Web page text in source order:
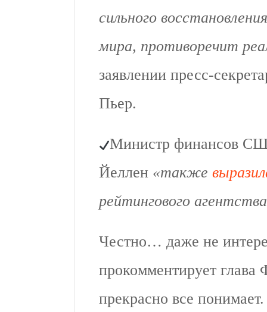
сильного
мира, противоречит
заявлении пресс-
Пьер.
Министр финансов
Йеллен «также
рейтингового
Честно… даже не
прокомментирует
прекрасно все понимает.